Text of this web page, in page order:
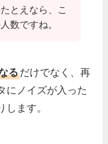
とえなら、こ
数ですね。
るだけでなく、再
にノイズが入った
します。